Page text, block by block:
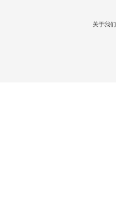
关于我们